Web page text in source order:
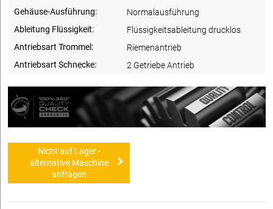
Gehäuse-Ausführung:
Normalausführung
Ableitung Flüssigkeit:
Flüssigkeitsableitung drucklos
Antriebsart Trommel:
Riemenantrieb
Antriebsart Schnecke:
2 Getriebe Antrieb
Nicht auf Lager -
alternative Maschine
anfragen